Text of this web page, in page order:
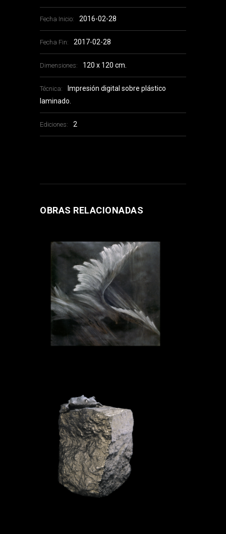
Fecha Inicio: 2016-02-28
Fecha Fin: 2017-02-28
Dimensiones: 120 x 120 cm.
Técnica:
Impresión digital sobre plástico
laminado.
Ediciones: 2
OBRAS RELACIONADAS